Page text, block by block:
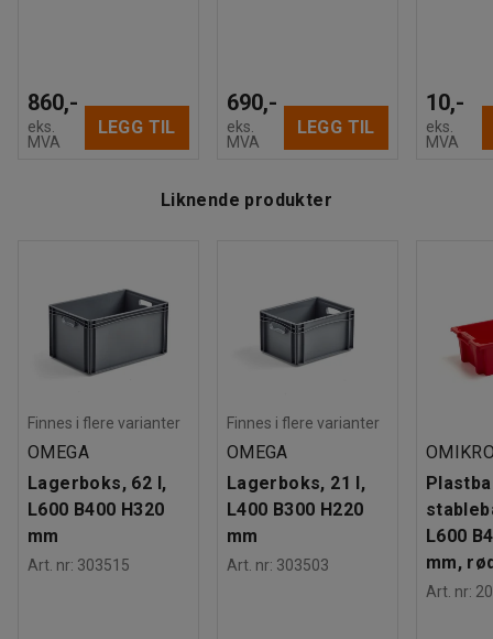
860,-
eks.
MVA
LEGG TIL
690,-
eks.
MVA
LEGG TIL
10,-
eks.
MVA
Liknende produkter
Finnes i flere varianter
OMEGA
Lagerboks, 62 l,
L600 B400 H320
mm
Art. nr: 303515
Finnes i flere varianter
OMEGA
Lagerboks, 21 l,
L400 B300 H220
mm
Art. nr: 303503
L600
mm,
Art. nr: